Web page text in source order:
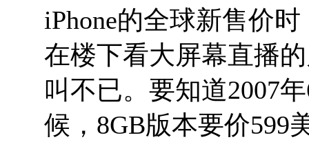
iPhone的全球新售价
在楼下看大屏幕直播
叫不已。要知道2007
候，8GB版本要价599